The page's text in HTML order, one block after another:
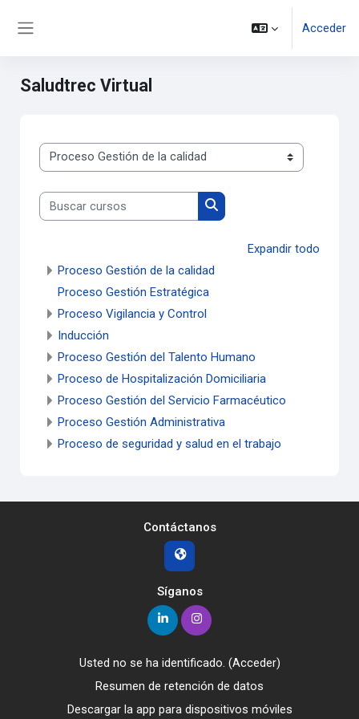
Acceder
Saludtrec Virtual
Categorías de curso
Buscar cursos
Buscar cursos
Expandir todo
Proceso Gestión de la calidad
Proceso Gestión Estratégica
Proceso Vigilancia y Control
Inducción
Proceso Gestión del Talento Humano
Proceso de Hospitalización Domiciliaria
Proceso Gestión del Servicio Farmacéutico
Proceso Gestión Administrativa
Proceso de seguridad y salud en el trabajo
Contáctanos
Síganos
Usted no se ha identificado. (Acceder)
Resumen de retención de datos
Descargar la app para dispositivos móviles